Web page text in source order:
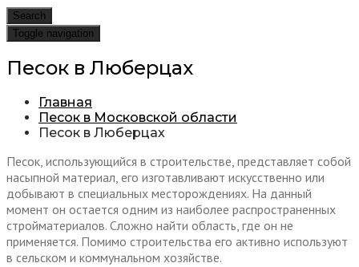
Search
Toggle navigation
Песок в Люберцах
Главная
Песок в Московской области
Песок в Люберцах
Песок, использующийся в строительстве, представляет собой
насыпной материал, его изготавливают искусственно или
добывают в специальных месторождениях. На данный
момент он остается одним из наиболее распространенных
стройматериалов. Сложно найти область, где он не
применяется. Помимо строительства его активно используют
в сельском и коммунальном хозяйстве.